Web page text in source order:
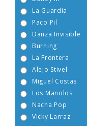
Boney M
Burning
Alejo Stivel
Miguel Costas
Nacha Pop
Vicky Larraz